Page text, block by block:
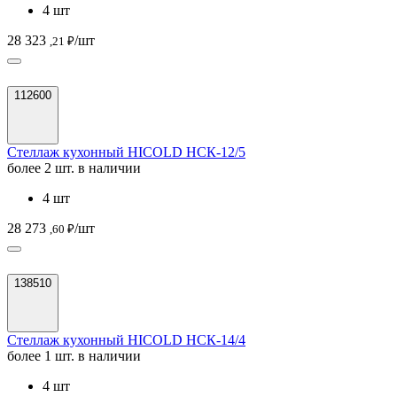
4 шт
28 323 ,21 ₽/шт
112600
Стеллаж кухонный HICOLD НСК-12/5
более 2 шт. в наличии
4 шт
28 273 ,60 ₽/шт
138510
Стеллаж кухонный HICOLD НСК-14/4
более 1 шт. в наличии
4 шт